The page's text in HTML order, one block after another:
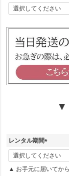
▼
レンタル期間
(
必
須
▲ お手元に届いてか